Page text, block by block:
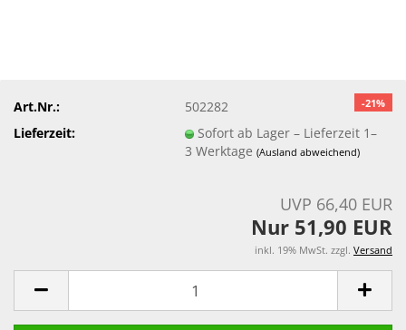
-21%
Art.Nr.:
502282
Lieferzeit:
Sofort ab Lager – Lieferzeit 1–
3 Werktage(Ausland abweichend)
UVP 66,40 EUR
Nur 51,90 EUR
inkl. 19% MwSt. zzgl. Versand